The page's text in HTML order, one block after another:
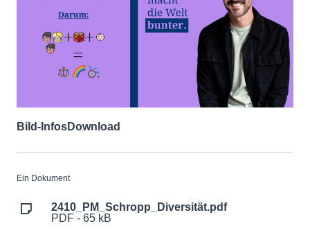
Bild-InfosDownload
Ein Dokument
2410_PM_Schropp_Diversität.pdf
PDF - 65 kB